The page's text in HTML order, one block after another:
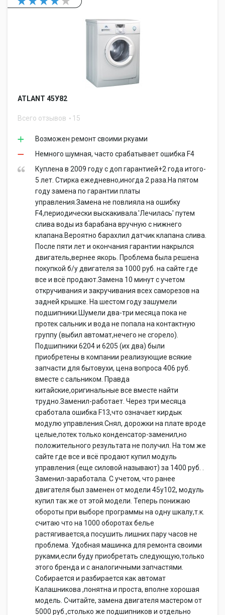
ATLANT 45У82
Всего отзывов 15
Возможен ремонт своими ркуами
Немного шумная, часто срабатывает ошибка F4
Куплена в 2009 году с доп гарантией+2 года итого-
5 лет. Стирка ежедневно,иногда 2 раза.На пятом
году замена по гарантии платы
управления.Замена не повлияла на ошибку
F4,периодически выскакивала.'Лечилась' путем
слива воды из барабана вручную с нижнего
клапана.Вероятно барахлил датчик клапана слива.
После пяти лет и окончания гарантии накрылся
двигатель,вернее якорь. Проблема была решена
покупкой б/у двигателя за 1000 руб. на сайте где
все и всё продают.Замена 10 минут с учетом
откручивания и закручивания всех саморезов на
задней крышке. На шестом году зашумели
подшипники.Шумели два-три месяца пока не
протек сальник и вода не попала на контактную
группу (выбил автомат,нечего не сгорело).
Подшипники 6204 и 6205 (их два) были
приобретены в компании реализующие всякие
запчасти для бытовухи, цена вопроса 406 руб.
вместе с сальником. Правда
китайские,оригинальные все вместе найти
трудно.Заменил-работает. Через три месяца
сработала ошибка F13,что означает кирдык
модулю управления.Снял, дорожки на плате вроде
целые,потек только конденсатор-заменил,но
положительного результата не получил. На том же
сайте где все и всё продают купил модуль
управления (еще силовой называют) за 1400 руб. .
Заменил-заработала. С учетом, что ранее
двигателя был заменен от модели 45у102, модуль
купил так же от этой модели. Теперь понижаю
обороты при выборе программы на одну шкалу,т.к.
считаю что на 1000 оборотах белье
растягивается,а посушить лишних пару часов не
проблема. Удобная машинка для ремонта своими
руками,если буду приобретать следующую,только
этого бренда и с аналогичными запчастями.
Собирается и разбирается как автомат
Калашникова ,понятна и проста, вполне хорошая
модель. Считайте, замена двигателя мастером от
5000 руб.,столько же подшипников и отдельно